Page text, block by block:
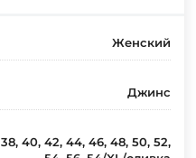
Женский
Джинс
38, 40, 42, 44, 46, 48, 50, 52,